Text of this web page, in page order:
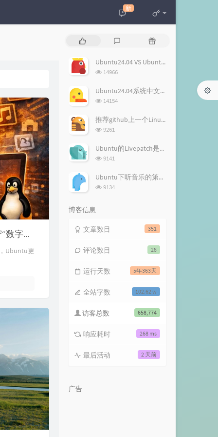
新
Ubuntu 和其他 Linux 发行版正在研究如何在不损害隐私的情况下遵守“数字年龄保障法案”
Ubuntu更
章
评
随
文Ubuntu24.04 VS Ubuntu22.04 LTS版的不同，值不值得升级？
浏
次
14966
Ubuntu24.04系统中文输入升级玩法——雾凇拼音（Rime 配置）
浏
次
数:
14154
推荐github上一个Linux软件合集——超赞的 Linux 软件
浏
次
9261
Ubuntu的Livepatch是什么，有什么用？
浏
次
9141
Ubuntu下听音乐的第一选择：Listen 1 多平台音乐播放器，所有免费音乐一应俱全！
浏
9134
博客信息
351
文章数目
28
评论数目
5年363天
运行天数
102.62 w
全站字数
658,774
访客总数
268 ms
响应耗时
2 天前
最后活动
广告